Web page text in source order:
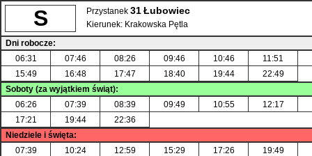
S Przystanek 31Łubowiec
Kierunek: Krakowska Pętla
Dni robocze:
06:31
07:46 08:26 09:46 10:46 11:51
15:49
16:48 17:47 18:40 19:44
22:49
Soboty (za wyjątkiem świąt):
06:26
07:39 08:39 09:49 10:55 12:17
17:21
19:44
22:36
Niedziele i święta:
07:39
10:24 12:59 15:29 17:26 19:49